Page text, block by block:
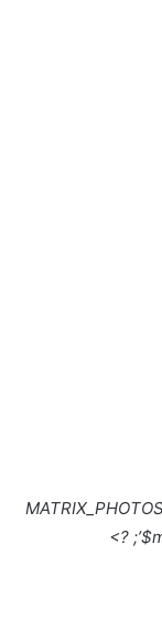
//= ($match[“HomeTeamSmallLogo’]) ?